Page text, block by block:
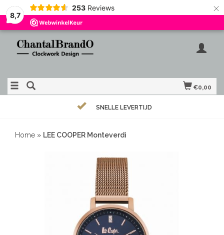
8,7
253 Reviews ×
€0,00
SNELLE LEVERTIJD
Home » LEE COOPER Monteverdi